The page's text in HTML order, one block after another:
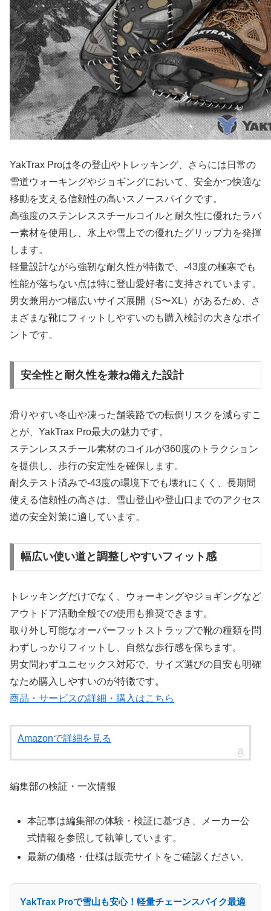
YakTrax Proは冬の登山やトレッキング、さらには日常の
雪道ウォーキングやジョギングにおいて、安全かつ快適な
移動を支える信頼性の高いスノースパイクです。
高強度のステンレススチールコイルと耐久性に優れたラバ
ー素材を使用し、氷上や雪上での優れたグリップ力を発揮
します。
軽量設計ながら強靭な耐久性が特徴で、-43度の極寒でも
性能が落ちない点は特に登山愛好者に支持されています。
男女兼用かつ幅広いサイズ展開（S〜XL）があるため、さ
まざまな靴にフィットしやすいのも購入検討の大きなポイ
ントです。
安全性と耐久性を兼ね備えた設計
滑りやすい冬山や凍った舗装路での転倒リスクを減らすこ
とが、YakTrax Pro最大の魅力です。
ステンレススチール素材のコイルが360度のトラクション
を提供し、歩行の安定性を確保します。
耐久テスト済みで-43度の環境下でも壊れにくく、長期間
使える信頼性の高さは、雪山登山や登山口までのアクセス
道の安全対策に適しています。
幅広い使い道と調整しやすいフィット感
トレッキングだけでなく、ウォーキングやジョギングなど
アウトドア活動全般での使用も推奨できます。
取り外し可能なオーバーフットストラップで靴の種類を問
わずしっかりフィットし、自然な歩行感を保ちます。
男女問わずユニセックス対応で、サイズ選びの目安も明確
なため購入しやすいのが特徴です。
商品・サービスの詳細・購入はこちら
Amazonで詳細を見る
編集部の検証・一次情報
本記事は編集部の体験・検証に基づき、メーカー公
式情報を参照して執筆しています。
最新の価格・仕様は販売サイトをご確認ください。
YakTrax Proで雪山も安心！軽量チェーンスパイク最適